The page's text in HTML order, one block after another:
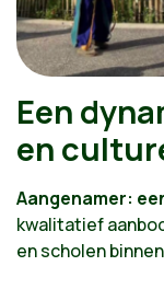
Een
en
Aangenamer:
kwalitatief
en scholen